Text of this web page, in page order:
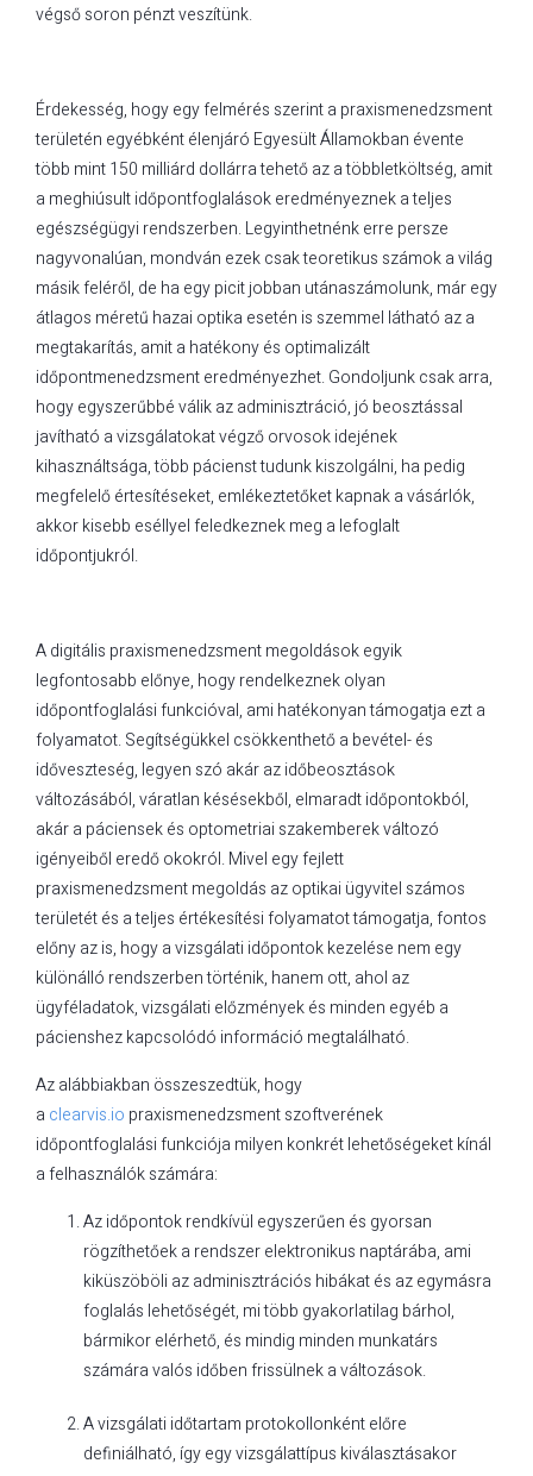
végső soron pénzt veszítünk.
Érdekesség, hogy egy felmérés szerint a praxismenedzsment
területén egyébként élenjáró Egyesült Államokban évente
több mint 150 milliárd dollárra tehető az a többletköltség, amit
a meghiúsult időpontfoglalások eredményeznek a teljes
egészségügyi rendszerben. Legyinthetnénk erre persze
nagyvonalúan, mondván ezek csak teoretikus számok a világ
másik feléről, de ha egy picit jobban utánaszámolunk, már egy
átlagos méretű hazai optika esetén is szemmel látható az a
megtakarítás, amit a hatékony és optimalizált
időpontmenedzsment eredményezhet. Gondoljunk csak arra,
hogy egyszerűbbé válik az adminisztráció, jó beosztással
javítható a vizsgálatokat végző orvosok idejének
kihasználtsága, több pácienst tudunk kiszolgálni, ha pedig
megfelelő értesítéseket, emlékeztetőket kapnak a vásárlók,
akkor kisebb eséllyel feledkeznek meg a lefoglalt
időpontjukról.
A digitális praxismenedzsment megoldások egyik
legfontosabb előnye, hogy rendelkeznek olyan
időpontfoglalási funkcióval, ami hatékonyan támogatja ezt a
folyamatot. Segítségükkel csökkenthető a bevétel- és
időveszteség, legyen szó akár az időbeosztások
változásából, váratlan késésekből, elmaradt időpontokból,
akár a páciensek és optometriai szakemberek változó
igényeiből eredő okokról. Mivel egy fejlett
praxismenedzsment megoldás az optikai ügyvitel számos
területét és a teljes értékesítési folyamatot támogatja, fontos
előny az is, hogy a vizsgálati időpontok kezelése nem egy
különálló rendszerben történik, hanem ott, ahol az
ügyféladatok, vizsgálati előzmények és minden egyéb a
pácienshez kapcsolódó információ megtalálható.
Az alábbiakban összeszedtük, hogy
a clearvis.io praxismenedzsment szoftverének
időpontfoglalási funkciója milyen konkrét lehetőségeket kínál
a felhasználók számára:
Az időpontok rendkívül egyszerűen és gyorsan
rögzíthetőek a rendszer elektronikus naptárába, ami
kiküszöböli az adminisztrációs hibákat és az egymásra
foglalás lehetőségét, mi több gyakorlatilag bárhol,
bármikor elérhető, és mindig minden munkatárs
számára valós időben frissülnek a változások.
A vizsgálati időtartam protokollonként előre
definiálható, így egy vizsgálattípus kiválasztásakor